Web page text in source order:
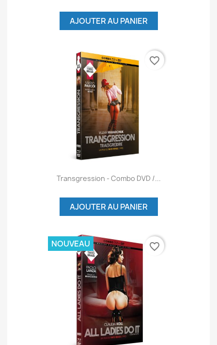
AJOUTER AU PANIER
Transgression - Combo DVD /...
AJOUTER AU PANIER
favorite_border
NOUVEAU favorite_border